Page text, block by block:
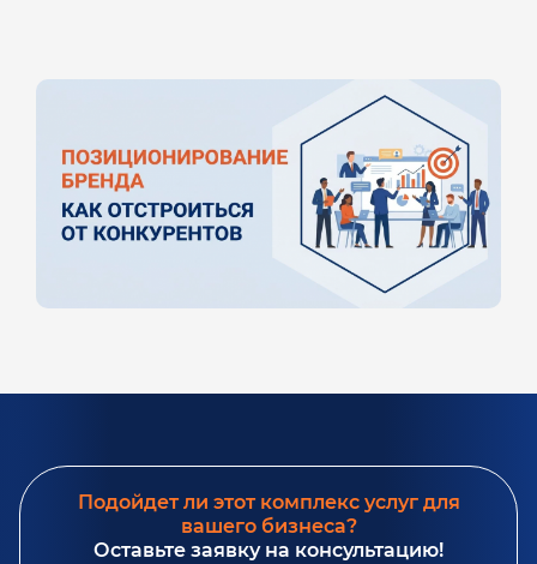
Подойдет ли этот комплекс услуг для
вашего бизнеса?
Оставьте заявку на консультацию!